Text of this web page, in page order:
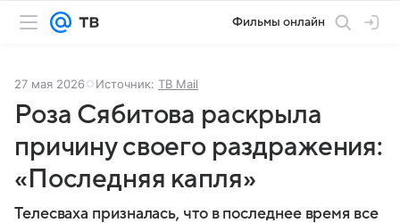
Фильмы онлайн
27 мая 2026 Источник: ТВ Mail
Роза Сябитова раскрыла
причину своего раздражения:
«Последняя капля»
Телесваха призналась, что в последнее время все